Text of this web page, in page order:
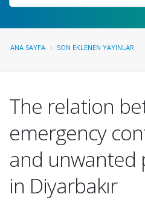
ANA SAYFA SON EKLENEN YAYINLAR
The relation
emergency
and unwanted
in Diyarbakır